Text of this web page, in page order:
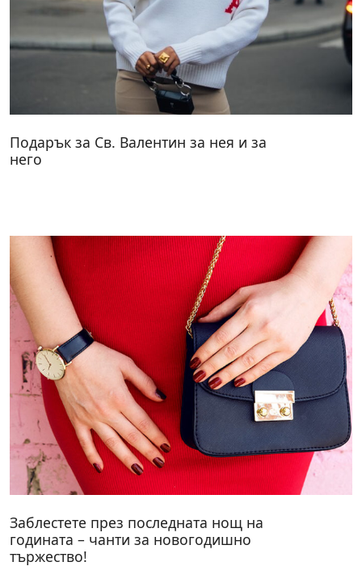
Подарък за Св. Валентин за нея и за
него
Заблестете през последната нощ на
годината – чанти за новогодишно
тържество!